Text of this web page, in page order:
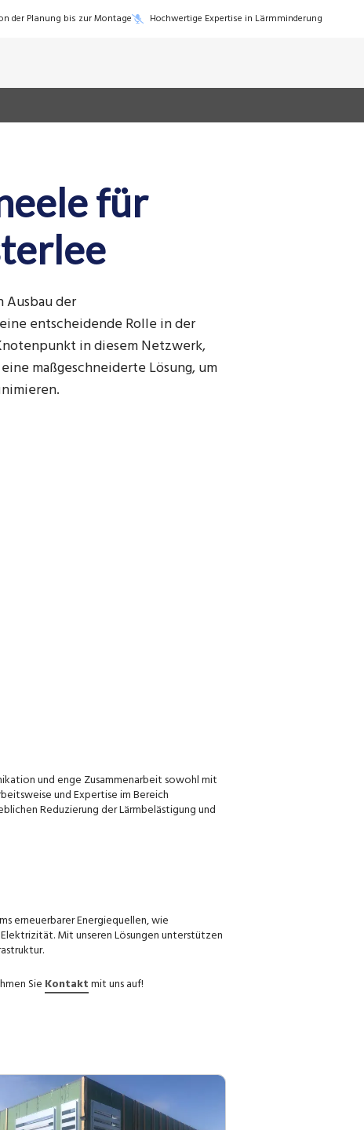
der Planung bis zur Montage Hochwertige Expertise in Lärmminderung
für
der
entscheidende Rolle in der
in diesem Netzwerk,
maßgeschneiderte Lösung, um
und enge Zusammenarbeit sowohl mit
und Expertise im Bereich
Reduzierung der Lärmbelästigung und
erneuerbarer Energiequellen, wie
Mit unseren Lösungen unterstützen
Sie Kontaktmit uns auf!